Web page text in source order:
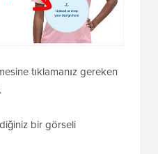
tıklamanız gereken
bir görseli